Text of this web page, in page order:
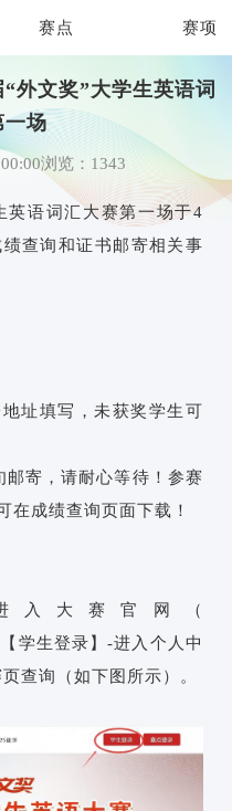
赛点 赛项
“外文奖”大学生英语词
一场
浏览：1343
英语词汇大赛第一场于4
查询和证书邮寄相关事
址填写，未获奖学生可
寄，请耐心等待！参赛
在成绩查询页面下载！
入大赛官网（
学生登录】-进入个人中
查询（如下图所示）。